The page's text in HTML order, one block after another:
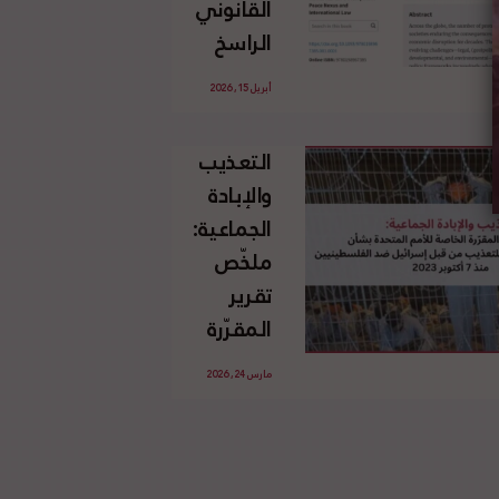
الإسرائيلي
غير
القانوني
الفلسطينية
القانوني
الراسخ
للاجئين
وحقهم
في العودة
بموجب
القانون
الدولي
أبريل 15, 2026
التعذيب
والإبادة
الجماعية:
ملخّص
تقرير
المقرّرة
الخاصة
مارس 24, 2026